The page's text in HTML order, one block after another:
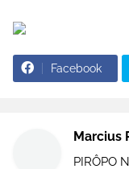
Facebook
Marcius
PIRÔPO